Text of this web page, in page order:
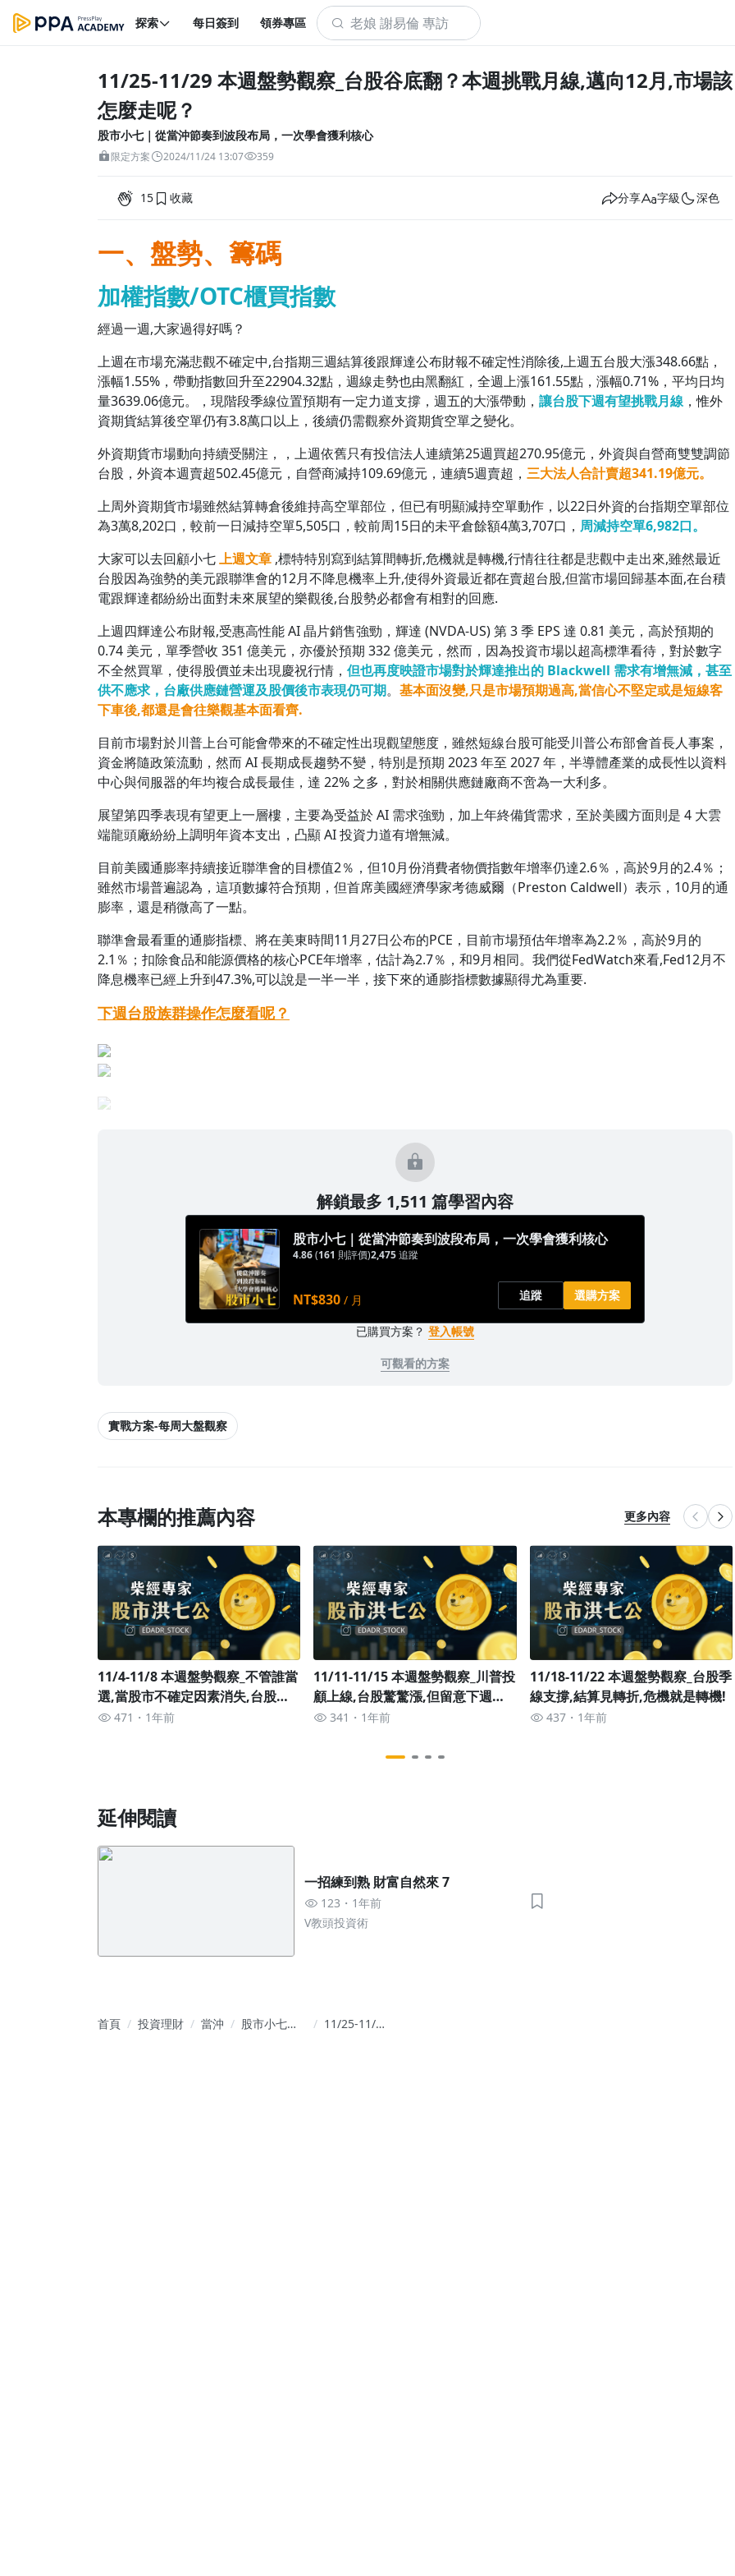
探索 每日簽到 領券專區
下
11/25-11/29 本週盤勢觀察_台股谷底翻？本週挑戰月線,邁向12月,市場該
怎麼走呢？
股市小七｜從當沖節奏到波段布局，一次學會獲利核心
限定方案 2024/11/24 13:07 359
15 收藏 分享 字級 深色
一、盤勢、籌碼
加權指數/OTC櫃買指數
經過一週,大家過得好嗎？
上週在市場充滿悲觀不確定中,台指期三週結算後跟輝達公布財報不確定性消除後,上週五台股大漲348.66點，
漲幅1.55%，帶動指數回升至22904.32點，週線走勢也由黑翻紅，全週上漲161.55點，漲幅0.71%，平均日均
量3639.06億元。，現階段季線位置預期有一定力道支撐，週五的大漲帶動， 讓台股下週有望挑戰月線 ，惟外
資期貨結算後空單仍有3.8萬口以上，後續仍需觀察外資期貨空單之變化。
外資期貨市場動向持續受關注，，上週依舊只有投信法人連續第25週買超270.95億元，外資與自營商雙雙調節
台股，外資本週賣超502.45億元，自營商減持109.69億元，連續5週賣超， 三大法人合計賣超341.19億元。
上周外資期貨市場雖然結算轉倉後維持高空單部位，但已有明顯減持空單動作，以22日外資的台指期空單部位
為3萬8,202口，較前一日減持空單5,505口，較前周15日的未平倉餘額4萬3,707口， 周減持空單6,982口。
大家可以去回顧小七上週文章 ,標特特別寫到結算間轉折,危機就是轉機,行情往往都是悲觀中走出來,雖然最近
台股因為強勢的美元跟聯準會的12月不降息機率上升,使得外資最近都在賣超台股,但當市場回歸基本面,在台積
電跟輝達都紛紛出面對未來展望的樂觀後,台股勢必都會有相對的回應.
上週四輝達公布財報,受惠高性能 AI 晶片銷售強勁，輝達 (NVDA-US) 第 3 季 EPS 達 0.81 美元，高於預期的
0.74 美元，單季營收 351 億美元，亦優於預期 332 億美元，然而，因為投資市場以超高標準看待，對於數字
不全然買單，使得股價並未出現慶祝行情， 但也再度映證市場對於輝達推出的 Blackwell 需求有增無減，甚至
供不應求，台廠供應鏈營運及股價後市表現仍可期。 基本面沒變,只是市場預期過高,當信心不堅定或是短線客
下車後,都還是會往樂觀基本面看齊.
目前市場對於川普上台可能會帶來的不確定性出現觀望態度，雖然短線台股可能受川普公布部會首長人事案，
資金將隨政策流動，然而 AI 長期成長趨勢不變，特別是預期 2023 年至 2027 年，半導體產業的成長性以資料
中心與伺服器的年均複合成長最佳，達 22% 之多，對於相關供應鏈廠商不啻為一大利多。
展望第四季表現有望更上一層樓，主要為受益於 AI 需求強勁，加上年終備貨需求，至於美國方面則是 4 大雲
端龍頭廠紛紛上調明年資本支出，凸顯 AI 投資力道有增無減。
目前美國通膨率持續接近聯準會的目標值2％，但10月份消費者物價指數年增率仍達2.6％，高於9月的2.4％；
雖然市場普遍認為，這項數據符合預期，但首席美國經濟學家考德威爾（Preston Caldwell）表示，10月的通
膨率，還是稍微高了一點。
聯準會最看重的通膨指標、將在美東時間11月27日公布的PCE，目前市場預估年增率為2.2％，高於9月的
2.1％；扣除食品和能源價格的核心PCE年增率，估計為2.7％，和9月相同。我們從FedWatch來看,Fed12月不
降息機率已經上升到47.3%,可以說是一半一半，接下來的通膨指標數據顯得尤為重要.
下週台股族群操作怎麼看呢？
解鎖最多 1,511 篇學習內容
股市小七｜從當沖節奏到波段布局，一次學會獲利核心
4.86(161 則評價)2,475追蹤
NT$830 / 月 追蹤 選購方案
已購買方案？ 登入帳號
可觀看的方案
實戰方案-每周大盤觀察
本專欄的推薦內容 更多內容
11/4-11/8 本週盤勢觀察_不管誰當
選,當股市不確定因素消失,台股先
蹲後跳？本週很關鍵
471 1年前
11/11-11/15 本週盤勢觀察_川普投
顧上線,台股驚驚漲,但留意下週即
將提前震盪,善用遛狗理論
341 1年前
11/18-11/22 本週盤勢觀察_台股季
線支撐,結算見轉折,危機就是轉機!
437 1年前
延伸閱讀
一招練到熟 財富自然來 7
123
1年前
V教頭投資術
首頁 投資理財 當沖
股市小七｜
11/25-11/29